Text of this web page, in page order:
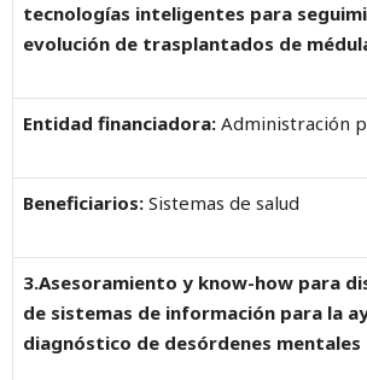
tecnologías inteligentes para
evolución de trasplantados de
Entidad financiadora: Administración
Beneficiarios: Sistemas de salud
3.Asesoramiento y know-how para
de sistemas de información para la
diagnóstico de desórdenes mentales